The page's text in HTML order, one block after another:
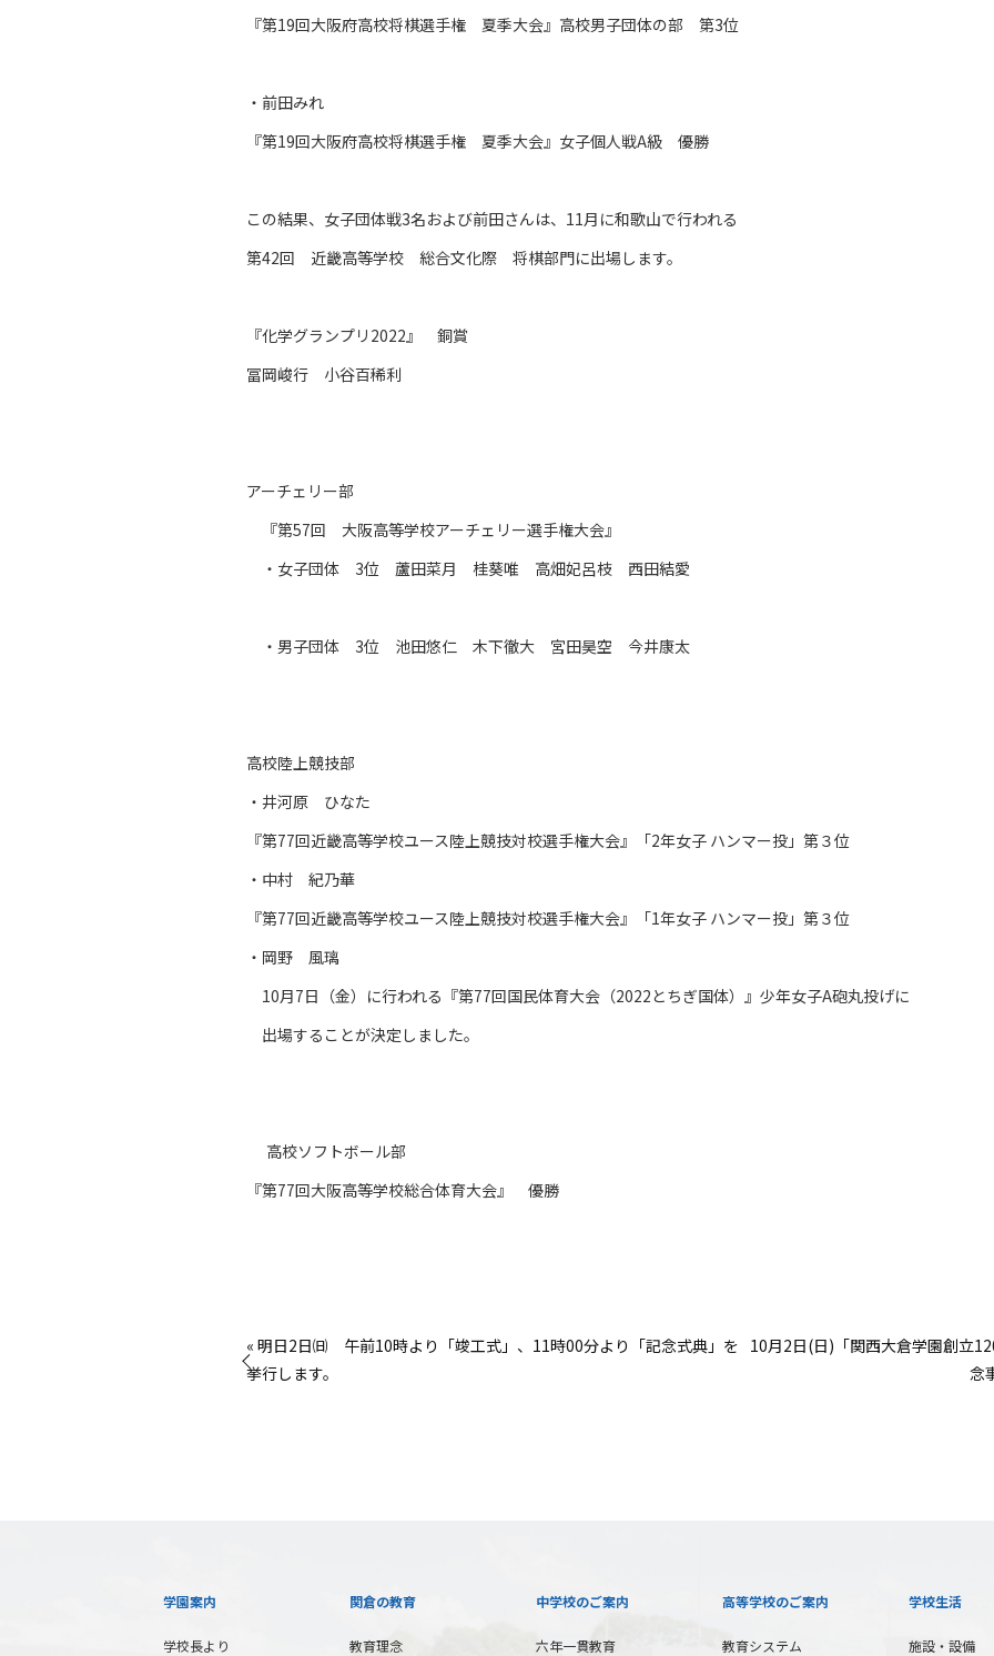
『第19回大阪府高校将棋選手権 夏季大会』高校男子団体の部 第3位
・前田みれ
『第19回大阪府高校将棋選手権 夏季大会』女子個人戦A級 優勝
この結果、女子団体戦3名および前田さんは、11月に和歌山で行われる
第42回 近畿高等学校 総合文化際 将棋部門に出場します。
『化学グランプリ2022』 銅賞
冨岡峻行 小谷百稀利
アーチェリー部
『第57回 大阪高等学校アーチェリー選手権大会』
・女子団体 3位 蘆田菜月 桂葵唯 高畑妃呂枝 西田結愛
・男子団体 3位 池田悠仁 木下徹大 宮田昊空 今井康太
高校陸上競技部
・井河原 ひなた
『第77回近畿高等学校ユース陸上競技対校選手権大会』「2年女子 ハンマー投」第３位
・中村 紀乃華
『第77回近畿高等学校ユース陸上競技対校選手権大会』「1年女子 ハンマー投」第３位
・岡野 風璃
10月7日（金）に行われる『第77回国民体育大会（2022とちぎ国体）』少年女子A砲丸投げに
出場することが決定しました。
高校ソフトボール部
『第77回大阪高等学校総合体育大会』 優勝
« 明日2日㈰ 午前10時より「竣工式」、11時00分より「記念式典」を
挙行します。
10月2日(日)「関西大倉学園創立
念
学園案内
学校長より
関倉の教育
教育理念
中学校のご案内
六年一貫教育
高等学校のご案内
教育システム
学校生活
施設・設備